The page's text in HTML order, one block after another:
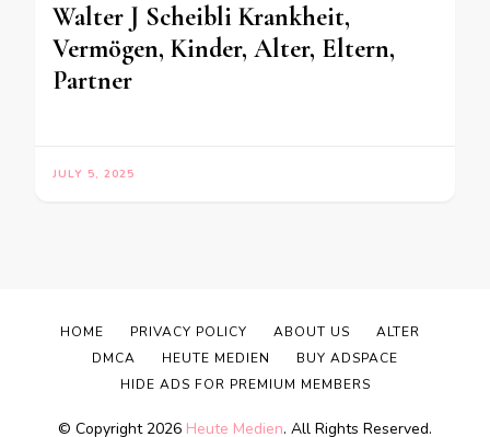
Walter J Scheibli Krankheit,
Vermögen, Kinder, Alter, Eltern,
Partner
JULY 5, 2025
© Copyright 2026 Heute Medien. All Rights Reserved.
HOME PRIVACY POLICY ABOUT US
ALTER
DMCA
HEUTE MEDIEN
BUY ADSPACE
HIDE ADS FOR PREMIUM MEMBERS